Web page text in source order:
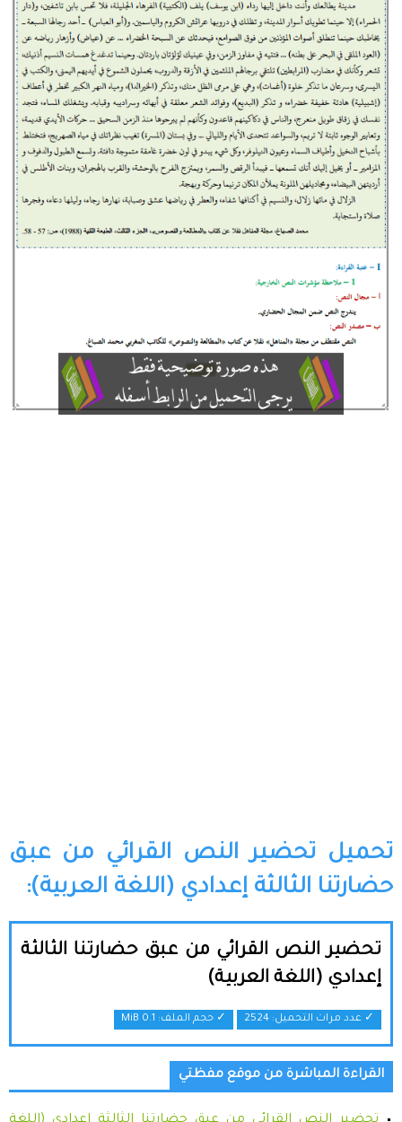
تحميل تحضير النص القرائي من عبق
حضارتنا الثالثة إعدادي (اللغة العربية):
تحضير النص القرائي من عبق حضارتنا الثالثة
إعدادي (اللغة العربية)
✓ عدد مرات التحميل: 2524 ✓ حجم الملف: 0.1 MiB
القراءة المباشرة من موقع مفظتي